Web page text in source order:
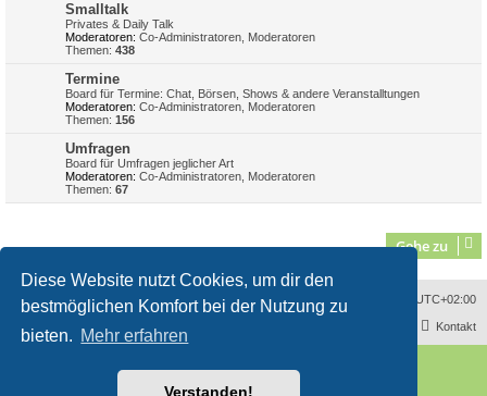
Diese Website nutzt Cookies, um dir den
bestmöglichen Komfort bei der Nutzung zu
bieten. Mehr erfahren
Verstanden!
Smalltalk
Privates & Daily Talk
Moderatoren: Co-Administratoren Moderatoren
Themen: 438
Termine
Board für Termine: Chat, Börsen, Shows & andere Veranstalltungen
Moderatoren: Co-Administratoren Moderatoren
Themen: 156
Umfragen
Board für Umfragen jeglicher Art
Moderatoren: Co-Administratoren Moderatoren
Themen: 67
Gehe zu
UTC+02:00
Impressum
Alle Cookies löschen
Sitemap
Kontakt
Deutsche Übersetzung durch
2017